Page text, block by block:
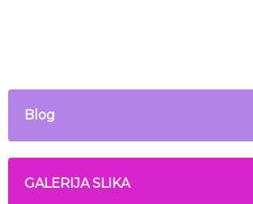
Blog
GALERIJA SLIKA